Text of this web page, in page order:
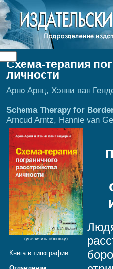
Схема-терапия
личности
Арно Арнц, Хэнни ван
Schema Therapy for
Arnoud Arntz, Hannie van
(увеличить обложку)
Книга в типографии